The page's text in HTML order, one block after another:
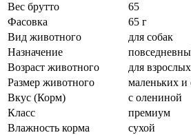
Вес брутто
65
Фасовка
65 г
Вид животного
для собак
Назначение
Возраст животного
для взрослых
Размер животного
маленьких и
Вкус (Корм)
с олениной
Класс
премиум
Влажность корма
сухой